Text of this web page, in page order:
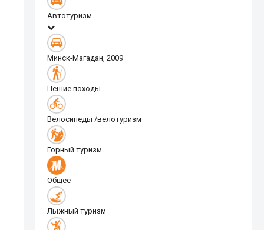
Автотуризм
Минск-Магадан, 2009
Пешие походы
Велосипеды /велотуризм
Горный туризм
Общее
Лыжный туризм